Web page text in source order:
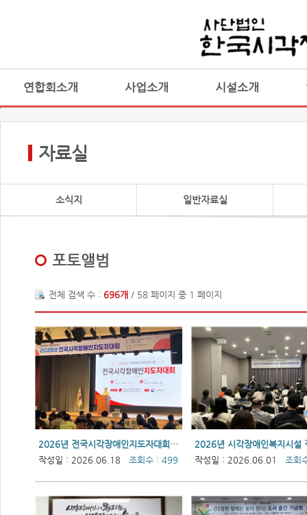
연합회소개 사업소개 시설소개
자료실
소식지 일반자료실
포토앨범
전체 검색 수 : 696개 / 58 페이지 중 1 페이지
2026년 전국시각장애인지도자대회 성료
작성일 : 2026.06.18
조회수 : 499 작성일 : 2026.06.01 조회